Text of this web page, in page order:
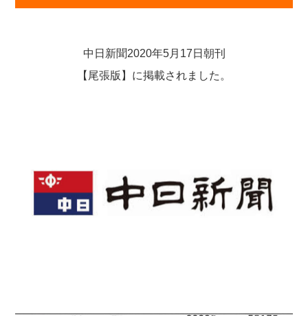
中日新聞2020年5月17日朝刊
【尾張版】に掲載されました。